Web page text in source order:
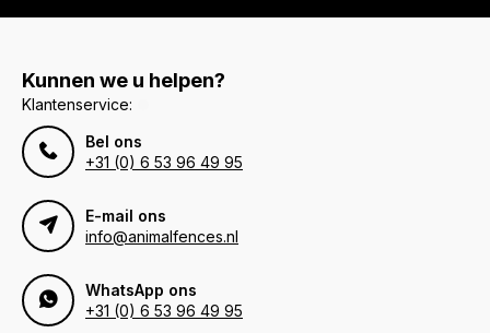
Kunnen we u helpen?
Klantenservice:
Bel ons
+31 (0) 6 53 96 49 95
E-mail ons
info@animalfences.nl
WhatsApp ons
+31 (0) 6 53 96 49 95